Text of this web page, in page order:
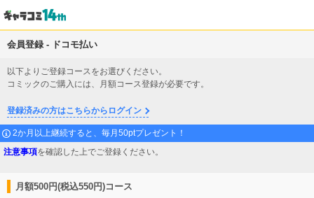
会員登録 - ドコモ払い
以下よりご登録コースをお選びください。
コミックのご購入には、月額コース登録が必要です。
登録済みの方はこちらからログイン
2か月以上継続すると、毎月50ptプレゼント！
注意事項を確認した上でご登録ください。
月額500円(税込550円)コース